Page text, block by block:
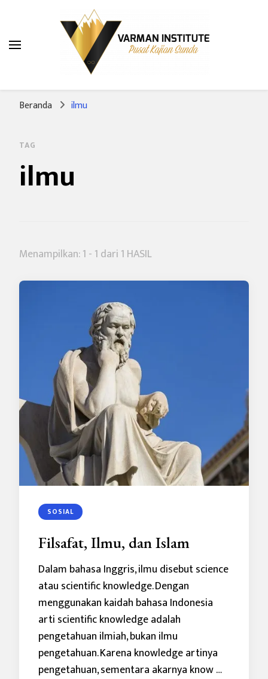
Varman Institute
Pusat Kajian Sunda
Beranda ilmu
TAG
ilmu
Menampilkan: 1 - 1 dari 1 HASIL
SOSIAL
Filsafat, Ilmu, dan Islam
Dalam bahasa Inggris, ilmu disebut science
atau scientific knowledge. Dengan
menggunakan kaidah bahasa Indonesia
arti scientific knowledge adalah
pengetahuan ilmiah, bukan ilmu
pengetahuan. Karena knowledge artinya
pengetahuan, sementara akarnya know …